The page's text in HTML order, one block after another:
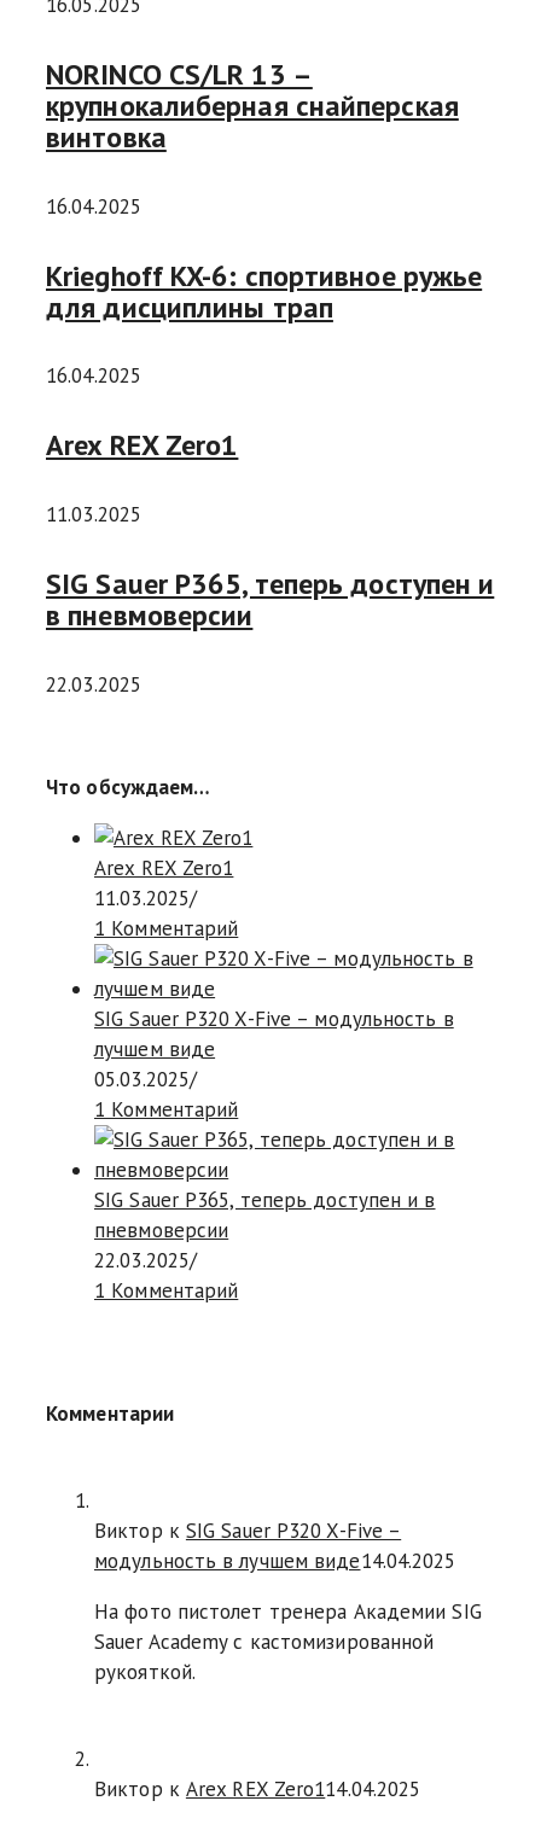
NORINCO CS/LR 13 –
крупнокалиберная снайперская
винтовка
16.04.2025
Krieghoff KX-6: спортивное ружье
для дисциплины трап
16.04.2025
Arex REX Zero1
11.03.2025
SIG Sauer P365, теперь доступен и
в пневмоверсии
22.03.2025
Что обсуждаем…
Arex REX Zero1
11.03.2025/
1 Комментарий
SIG Sauer P320 X-Five – модульность в
лучшем виде
05.03.2025/
1 Комментарий
SIG Sauer P365, теперь доступен и в
пневмоверсии
22.03.2025/
1 Комментарий
Комментарии
Виктор к SIG Sauer P320 X-Five –
модульность в лучшем виде14.04.2025
На фото пистолет тренера Академии SIG
Sauer Academy с кастомизированной
рукояткой.
Виктор к Arex REX Zero114.04.2025